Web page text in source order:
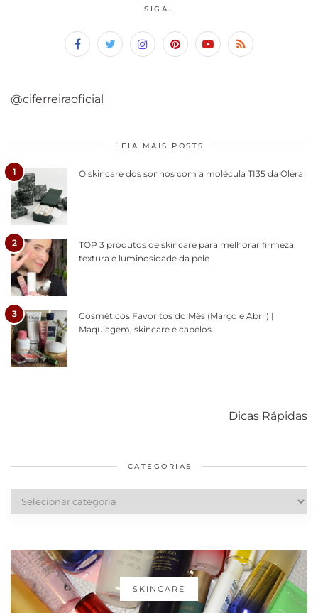
SIGA…
@ciferreiraoficial
LEIA MAIS POSTS
1 O skincare dos sonhos com a molécula TI35 da Olera
2
TOP 3 produtos de skincare para melhorar firmeza,
textura e luminosidade da pele
3
Cosméticos Favoritos do Mês (Março e Abril) |
Maquiagem, skincare e cabelos
Dicas Rápidas
diários
cabelos
CATEGORIAS
SKINCARE